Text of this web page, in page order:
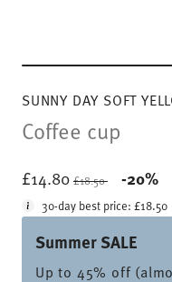
SUNNY DAY SOFT
Coffee cup
£14.80 Price reduced from
£18.50 -20%
30-day best price:£18.50
Summer SALE
Up to 45% off